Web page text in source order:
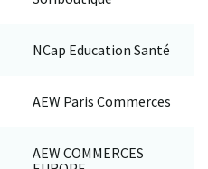
NCap Education Santé
AEW Paris Commerces
AEW COMMERCES